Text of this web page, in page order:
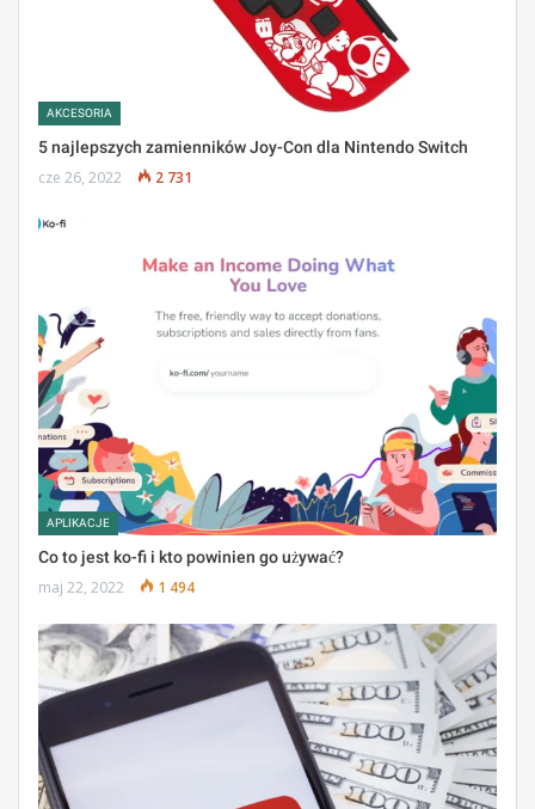
AKCESORIA
5 najlepszych zamienników Joy-Con dla Nintendo Switch
cze 26, 2022 2 731
APLIKACJE
Co to jest ko-fi i kto powinien go używać?
maj 22, 2022 1 494